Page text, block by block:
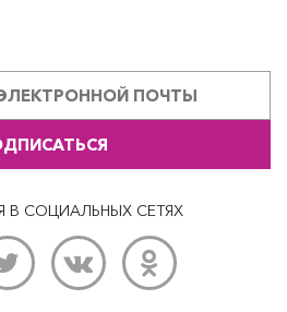
В СОЦИАЛЬНЫХ СЕТЯХ